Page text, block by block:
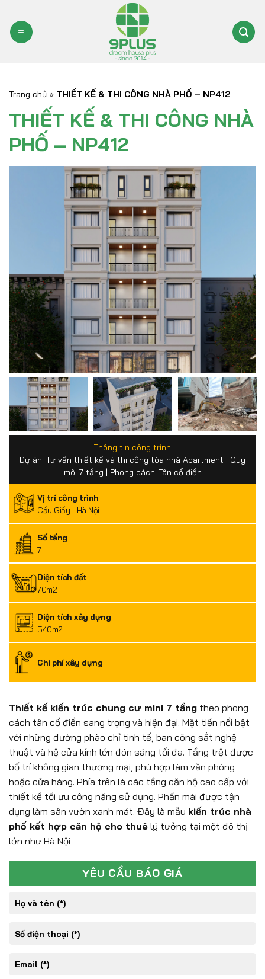
qua
nội
Trang chủ » THIẾT KẾ & THI CÔNG NHÀ PHỐ – NP412
THIẾT KẾ & THI CÔNG NHÀ
PHỐ – NP412
Thông tin công trình
Dự án: Tư vấn thiết kế và thi công tòa nhà Apartment | Quy
mô: 7 tầng | Phong cách: Tân cổ điển
Vị trí công trình
Cầu Giấy - Hà Nội
Số tầng
7
Diện tích đất
70m2
Diện tích xây dựng
540m2
Chi phí xây dựng
Thiết kế kiến trúc chung cư mini 7 tầng theo phong
cách tân cổ điển sang trọng và hiện đại. Mặt tiền nổi bật
với những đường phào chỉ tinh tế, ban công sắt nghệ
thuật và hệ cửa kính lớn đón sáng tối đa. Tầng trệt được
bố trí không gian thương mại, phù hợp làm văn phòng
hoặc cửa hàng. Phía trên là các tầng căn hộ cao cấp với
thiết kế tối ưu công năng sử dụng. Phần mái được tận
dụng làm sân vườn xanh mát. Đây là mẫu kiến trúc nhà
phố kết hợp căn hộ cho thuê lý tưởng tại một đô thị
lớn như Hà Nội
YÊU CẦU BÁO GIÁ